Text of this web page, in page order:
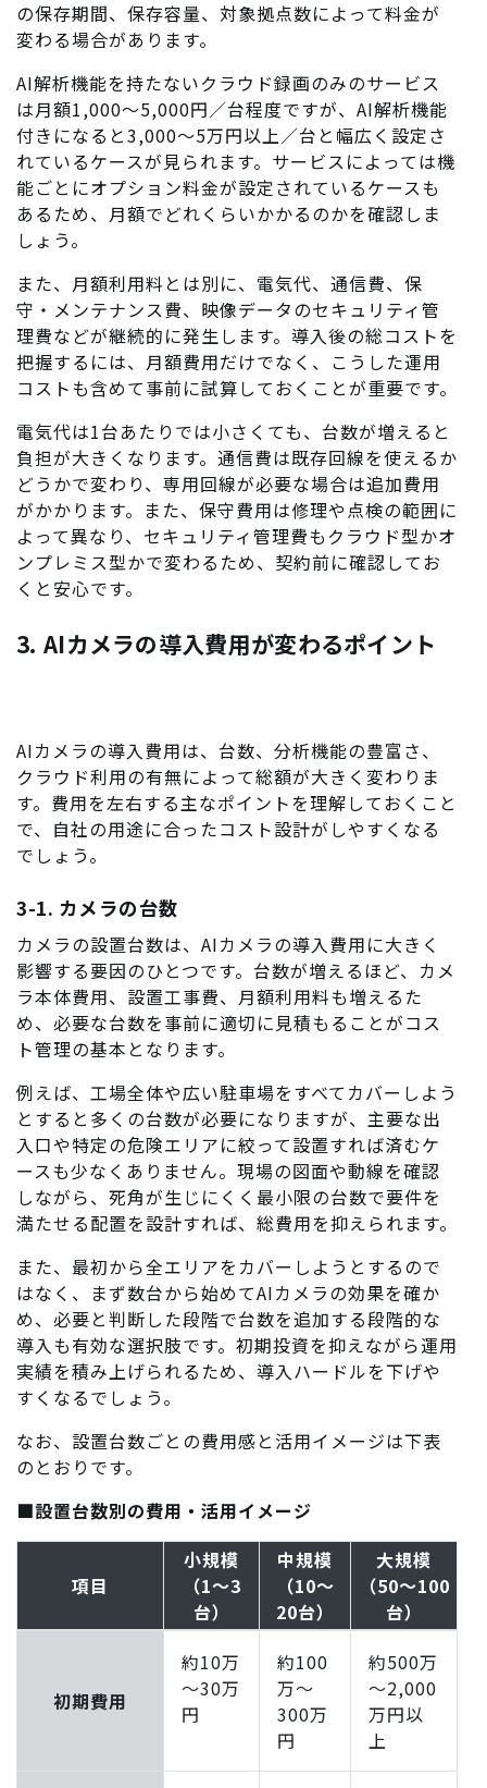
の保存期間、保存容量、対象拠点数によって料金が
変わる場合があります。
AI解析機能を持たないクラウド録画のみのサービス
は月額1,000～5,000円／台程度ですが、AI解析機能
付きになると3,000～5万円以上／台と幅広く設定さ
れているケースが見られます。サービスによっては機
能ごとにオプション料金が設定されているケースも
あるため、月額でどれくらいかかるのかを確認しま
しょう。
また、月額利用料とは別に、電気代、通信費、保
守・メンテナンス費、映像データのセキュリティ管
理費などが継続的に発生します。導入後の総コストを
把握するには、月額費用だけでなく、こうした運用
コストも含めて事前に試算しておくことが重要です。
電気代は1台あたりでは小さくても、台数が増えると
負担が大きくなります。通信費は既存回線を使えるか
どうかで変わり、専用回線が必要な場合は追加費用
がかかります。また、保守費用は修理や点検の範囲に
よって異なり、セキュリティ管理費もクラウド型かオ
ンプレミス型かで変わるため、契約前に確認してお
くと安心です。
3. AIカメラの導入費用が変わるポイント
AIカメラの導入費用は、台数、分析機能の豊富さ、
クラウド利用の有無によって総額が大きく変わりま
す。費用を左右する主なポイントを理解しておくこと
で、自社の用途に合ったコスト設計がしやすくなる
でしょう。
3-1. カメラの台数
カメラの設置台数は、AIカメラの導入費用に大きく
影響する要因のひとつです。台数が増えるほど、カメ
ラ本体費用、設置工事費、月額利用料も増えるた
め、必要な台数を事前に適切に見積もることがコス
ト管理の基本となります。
例えば、工場全体や広い駐車場をすべてカバーしよう
とすると多くの台数が必要になりますが、主要な出
入口や特定の危険エリアに絞って設置すれば済むケ
ースも少なくありません。現場の図面や動線を確認
しながら、死角が生じにくく最小限の台数で要件を
満たせる配置を設計すれば、総費用を抑えられます。
また、最初から全エリアをカバーしようとするので
はなく、まず数台から始めてAIカメラの効果を確か
め、必要と判断した段階で台数を追加する段階的な
導入も有効な選択肢です。初期投資を抑えながら運用
実績を積み上げられるため、導入ハードルを下げや
すくなるでしょう。
なお、設置台数ごとの費用感と活用イメージは下表
のとおりです。
■設置台数別の費用・活用イメージ
項目
小規模
（1～3
台）
中規模
（10～
20台）
大規模
（50～100
台）
初期費用
約10万
～30万
円
約100
万～
300万
円
約500万
～2,000
万円以
上